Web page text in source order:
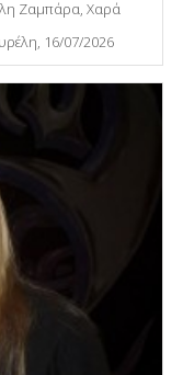
Ζαμπάρα, Χαρά
16/07/2026